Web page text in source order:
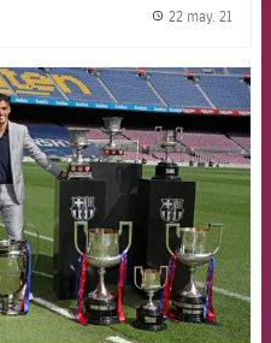
22 may. 21
FCB Barcelona badge